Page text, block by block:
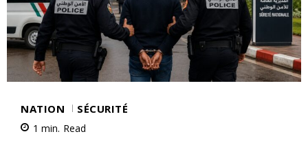
NATION SÉCURITÉ
1 min. Read